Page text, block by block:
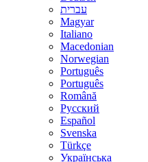
עברית
Magyar
Italiano
Macedonian
Norwegian
Português
Português
Română
Русский
Español
Svenska
Türkçe
Українська